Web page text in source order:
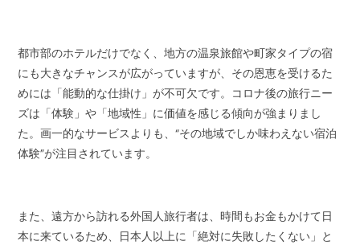
都市部のホテルだけでなく、地方の温泉旅館や町家タイプの宿
にも大きなチャンスが広がっていますが、その恩恵を受けるた
めには「能動的な仕掛け」が不可欠です。コロナ後の旅行ニー
ズは「体験」や「地域性」に価値を感じる傾向が強まりまし
た。画一的なサービスよりも、“その地域でしか味わえない宿泊
体験”が注目されています。
また、遠方から訪れる外国人旅行者は、時間もお金もかけて日
本に来ているため、日本人以上に「絶対に失敗したくない」と